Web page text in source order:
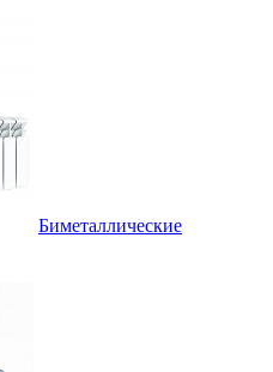
Биметаллические